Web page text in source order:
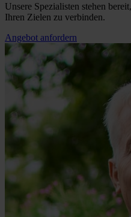
Unsere Spezialisten stehen
Ihren Zielen zu verbinden.
Angebot anfordern